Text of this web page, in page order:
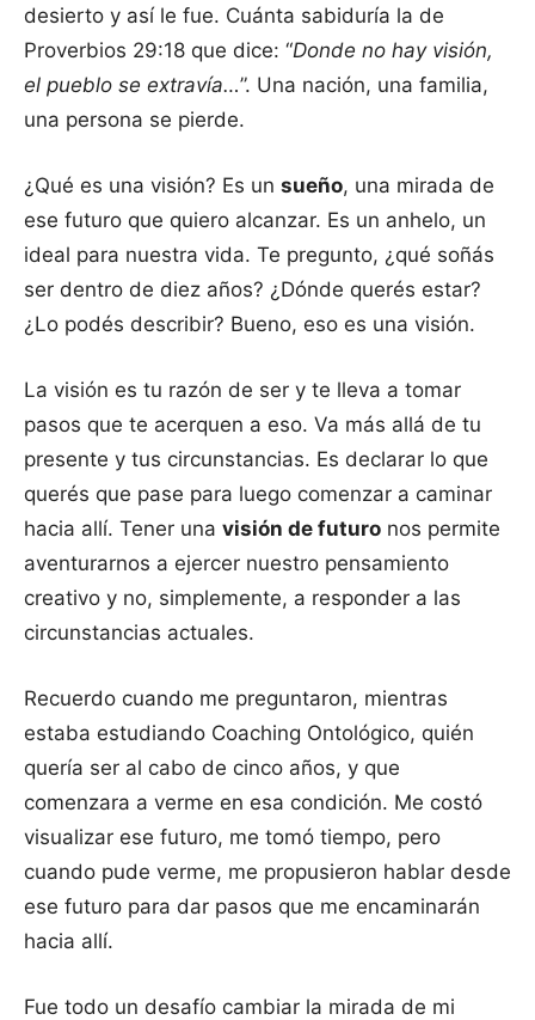
desierto y así le fue. Cuánta sabiduría la de
Proverbios 29:18 que dice: “Donde no hay visión,
el pueblo se extravía…”. Una nación, una familia,
una persona se pierde.
¿Qué es una visión? Es un sueño, una mirada de
ese futuro que quiero alcanzar. Es un anhelo, un
ideal para nuestra vida. Te pregunto, ¿qué soñás
ser dentro de diez años? ¿Dónde querés estar?
¿Lo podés describir? Bueno, eso es una visión.
La visión es tu razón de ser y te lleva a tomar
pasos que te acerquen a eso. Va más allá de tu
presente y tus circunstancias. Es declarar lo que
querés que pase para luego comenzar a caminar
hacia allí. Tener una visión de futuro nos permite
aventurarnos a ejercer nuestro pensamiento
creativo y no, simplemente, a responder a las
circunstancias actuales.
Recuerdo cuando me preguntaron, mientras
estaba estudiando Coaching Ontológico, quién
quería ser al cabo de cinco años, y que
comenzara a verme en esa condición. Me costó
visualizar ese futuro, me tomó tiempo, pero
cuando pude verme, me propusieron hablar desde
ese futuro para dar pasos que me encaminarán
hacia allí.
Fue todo un desafío cambiar la mirada de mi